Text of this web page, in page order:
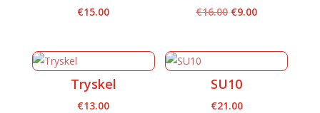
€15.00 €16.00 Le
initial
€16.00.
€9.00Le
actuel
Tryskel
€13.00
SU10
€21.00